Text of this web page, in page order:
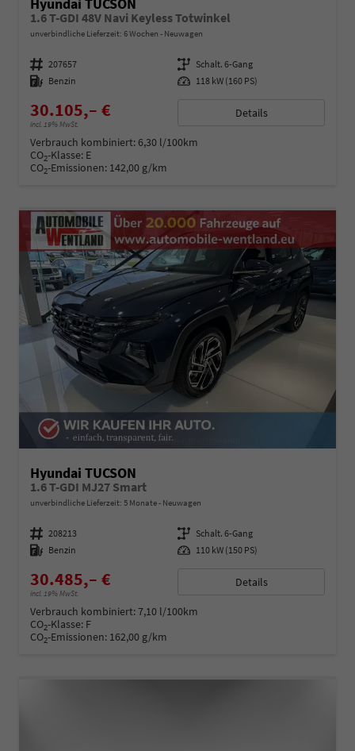
Hyundai TUCSON
1.6 T-GDI 48V Navi Keyless Totwinkel
unverbindliche Lieferzeit: 6 Wochen Neuwagen
Fahrzeugnummer 207657 Getriebe Schalt. 6-Gang
Kraftstoff Benzin Leistung 118 kW (160 PS)
30.105,– €
incl. 19% MwSt.
Details
Verbrauch kombiniert:6,30 l/100km
CO2-Klasse: E
CO2-Emissionen: 142,00 g/km
Hyundai TUCSON
1.6 T-GDI MJ27 Smart
unverbindliche Lieferzeit: 5 Monate Neuwagen
Fahrzeugnummer 208213 Getriebe Schalt. 6-Gang
Kraftstoff Benzin Leistung 110 kW (150 PS)
30.485,– €
incl. 19% MwSt.
Details
Verbrauch kombiniert:7,10 l/100km
CO2-Klasse: F
CO2-Emissionen: 162,00 g/km